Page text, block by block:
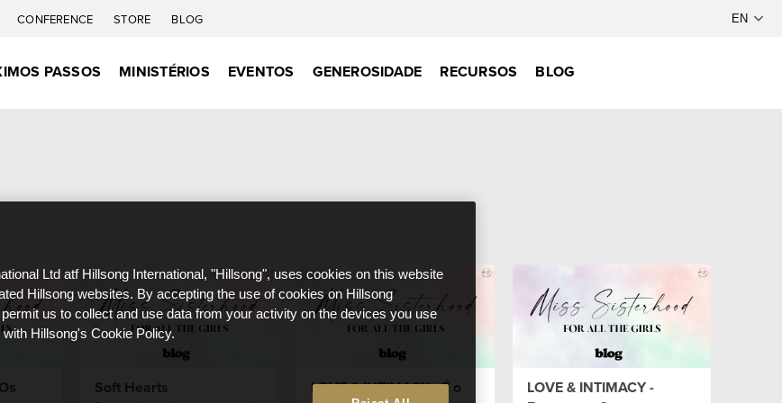
CONFERENCE STORE BLOG
PASSOS MINISTÉRIOS EVENTOS GENEROSIDADE RECURSOS BLOG
Soft Hearts
LOVE & INTIMACY - É o
LOVE & INTIMACY -
Ltd atf Hillsong International, "Hillsong", uses cookies on this website
Hillsong websites. By accepting the use of cookies on Hillsong
us to collect and use data from your activity on the devices you use
Hillsong's Cookie Policy.